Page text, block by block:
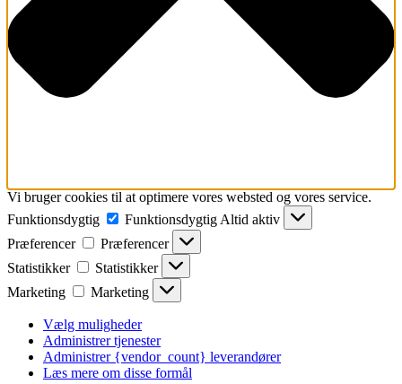
Vi bruger cookies til at optimere vores websted og vores service.
Funktionsdygtig
Funktionsdygtig Altid aktiv
Præferencer
Præferencer
Statistikker
Statistikker
Marketing
Marketing
Vælg muligheder
Administrer tjenester
Administrer {vendor_count} leverandører
Læs mere om disse formål